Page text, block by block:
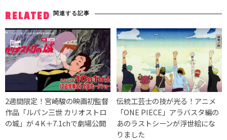
RELATED 関連する記事
2週間限定！宮崎駿の映画初監督
作品「ルパン三世 カリオストロ
の城」が４K＋7.1chで劇場公開
伝統工芸士の技が光る！アニメ
「ONE PIECE」アラバスタ編の
あのラストシーンが浮世絵にな
りました